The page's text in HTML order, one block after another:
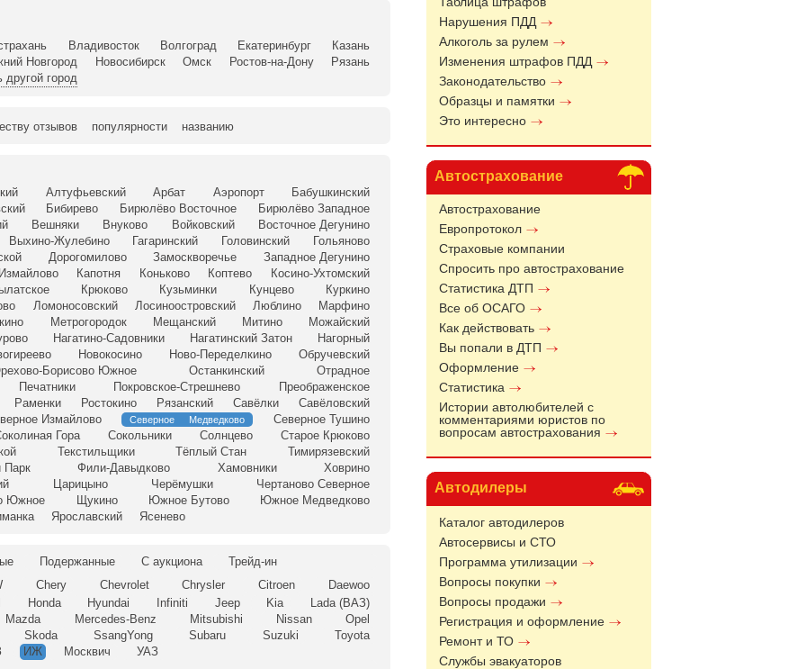
Нарушения ПДД
Алкоголь за рулем
Изменения штрафов ПДД
Законодательство
Образцы и памятки
Это интересно
Автострахование
Автострахование
Европротокол
Страховые компании
Спросить про автострахование
Статистика ДТП
Все об ОСАГО
Как действовать
Вы попали в ДТП
Оформление
Статистика
Истории автолюбителей с
комментариями юристов по
вопросам автострахования
Автодилеры
Каталог автодилеров
Автосервисы и СТО
Программа утилизации
Вопросы покупки
Вопросы продажи
Регистрация и оформление
Ремонт и ТО
Службы эвакуаторов
Владивосток Волгоград Екатеринбург
Казань
Новгород
Новосибирск Омск Ростов-на-Дону
Рязань
другой город
отзывов популярности названию
Алтуфьевский Арбат Аэропорт
Бабушкинский
Бибирево Бирюлёво Восточное
Бирюлёво Западное
Вешняки Внуково Войковский
Восточное Дегунино
Выхино-Жулебино
Гагаринский Головинский
Гольяново
Дорогомилово Замоскворечье
Западное Дегунино
Капотня Коньково Коптево
Косино-Ухтомский
Крюково Кузьминки Кунцево
Куркино
Ломоносовский Лосиноостровский Люблино
Марфино
Метрогородок Мещанский Митино
Можайский
Нагатино-Садовники Нагатинский Затон
Нагорный
Новокосино Ново-Переделкино
Обручевский
Борисово Южное
Останкинский
Отрадное
Печатники
Покровское-Стрешнево
Преображенское
Раменки
Ростокино Рязанский Савёлки
Савёловский
Измайлово
Северное Медведково
Северное Тушино
Гора
Сокольники Солнцево
Старое Крюково
Текстильщики Тёплый Стан
Тимирязевский
Парк
Фили-Давыдково Хамовники
Ховрино
Царицыно Черёмушки
Чертаново Северное
Южное
Щукино Южное Бутово
Южное Медведково
Ярославский Ясенево
Подержанные С аукциона
Трейд-ин
Chery Chevrolet Chrysler Citroen
Daewoo
Honda Hyundai Infiniti Jeep Kia
Lada (ВАЗ)
Mazda
Mercedes-Benz Mitsubishi Nissan
Opel
Skoda
SsangYong Subaru Suzuki
Toyota
ИЖ Москвич УАЗ